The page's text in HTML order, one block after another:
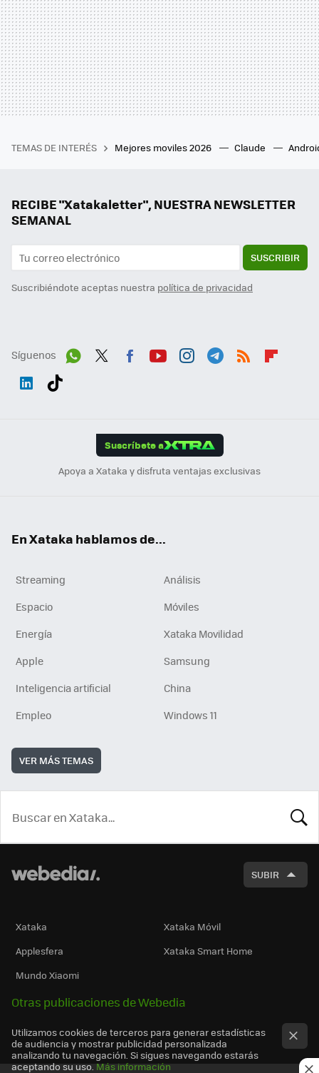
TEMAS DE INTERÉS Mejores moviles 2026 Claude
RECIBE "Xatakaletter", NUESTRA NEWSLETTER
SEMANAL
SUSCRIBIR
Suscribiéndote aceptas nuestra política de privacidad
Síguenos
Suscríbete a
Apoya a Xataka y disfruta ventajas exclusivas
En Xataka hablamos de...
Streaming
Análisis
Espacio
Móviles
Energía
Xataka Movilidad
Apple
Samsung
Inteligencia artificial
China
Empleo
Windows 11
VER MÁS TEMAS
SUBIR
Xataka
Xataka Móvil
Applesfera
Xataka Smart Home
Mundo Xiaomi
Otras publicaciones de Webedia
Utilizamos cookies de terceros para generar estadísticas
de audiencia y mostrar publicidad personalizada
analizando tu navegación. Si sigues navegando estarás
aceptando su uso. Más información